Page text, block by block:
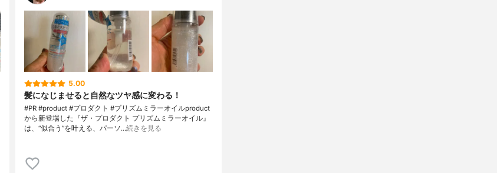
5.00
髪になじませると自然なツヤ感に変わる！
#PR #product #プロダクト #プリズムミラーオイルproduct
から新登場した『ザ・プロダクト プリズムミラーオイル』
は、“似合う”を叶える、パーソ…続きを見る